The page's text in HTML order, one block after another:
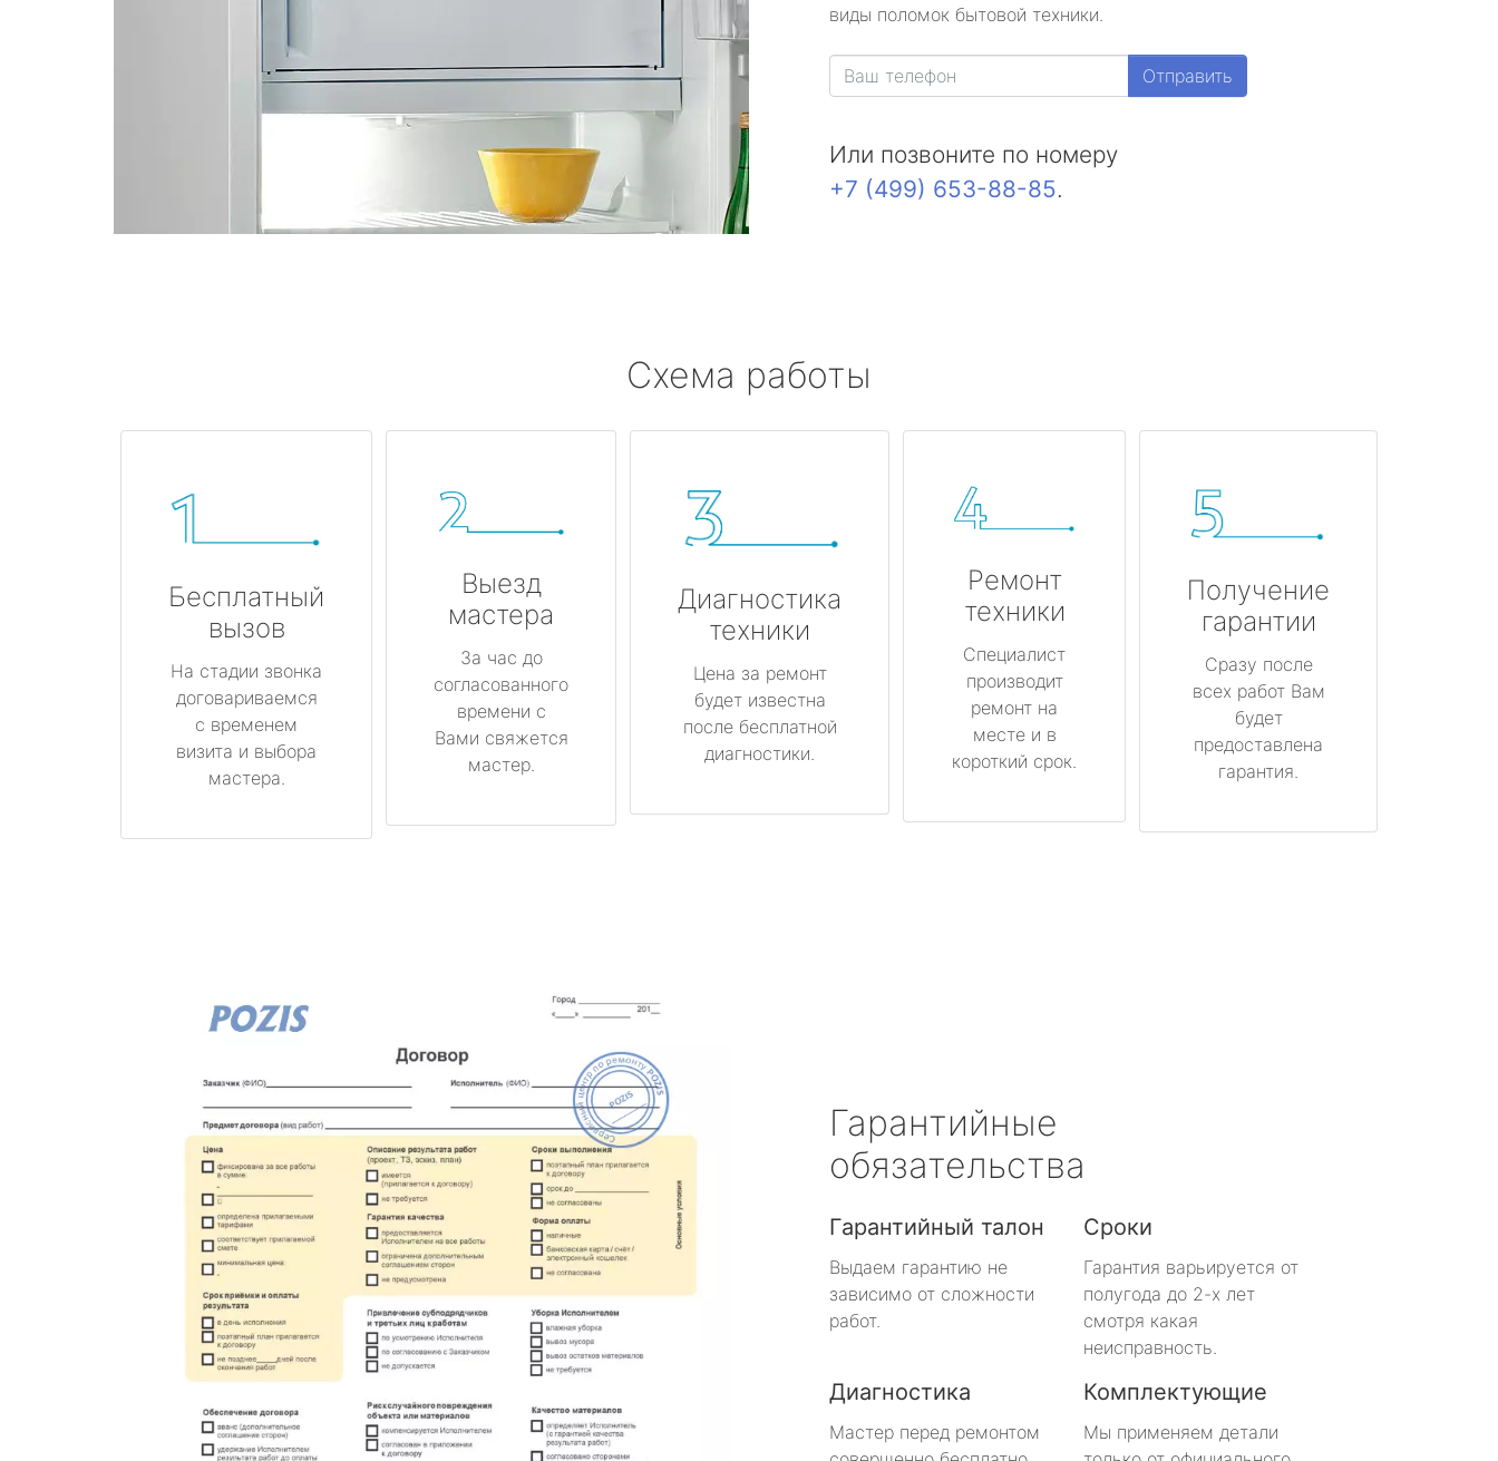
виды поломок бытовой техники.
Отправить
Или позвоните по номеру
+7 (499) 653-88-85.
Схема работы
Бесплатный
вызов
На стадии звонка
договариваемся
с временем
визита и выбора
мастера.
Выезд
мастера
За час до
согласованного
времени с
Вами свяжется
мастер.
Диагностика
техники
Цена за ремонт
будет известна
после бесплатной
диагностики.
Ремонт
техники
Специалист
производит
ремонт на
месте и в
короткий срок.
Получение
гарантии
Сразу после
всех работ Вам
будет
предоставлена
гарантия.
Гарантийные
обязательства
Гарантийный талон
Выдаем гарантию не
зависимо от сложности
работ.
Сроки
Гарантия варьируется от
полугода до 2-х лет
смотря какая
неисправность.
Диагностика
Мастер перед ремонтом
Комплектующие
Мы применяем детали